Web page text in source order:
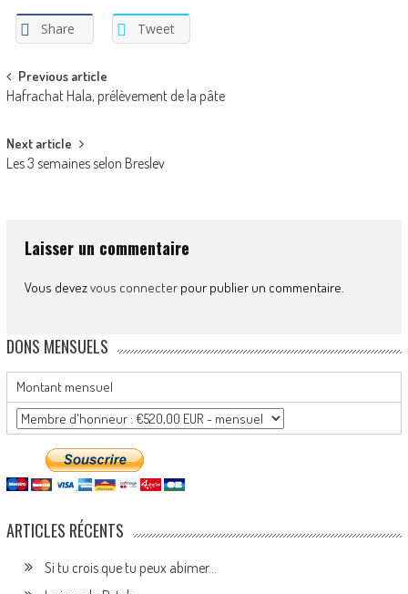
Share Tweet
Post
navigation
Previous article
Hafrachat Hala, prélèvement de la pâte
Next article
Les 3 semaines selon Breslev
Laisser un commentaire
Vous devezvous connecterpour publier un commentaire.
DONS MENSUELS
Montant mensuel
ARTICLES RÉCENTS
Si tu crois que tu peux abimer…